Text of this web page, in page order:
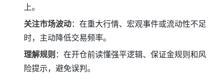
上。
关注市场波动：在重大行情、宏观事件或流动性不足
时，主动降低交易频率。
理解规则 ：在开仓前读懂强平逻辑、保证金规则和风
险提示，避免误判。